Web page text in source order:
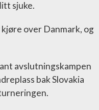
sjuke.
over Danmark, og
avslutningskampen
bak Slovakia